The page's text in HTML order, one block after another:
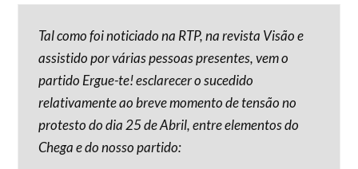
Tal como foi noticiado na RTP, na revista Visão e
assistido por várias pessoas presentes, vem o
partido Ergue-te! esclarecer o sucedido
relativamente ao breve momento de tensão no
protesto do dia 25 de Abril, entre elementos do
Chega e do nosso partido: